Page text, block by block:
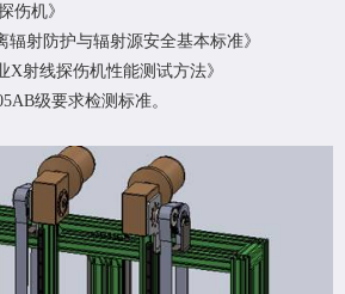
伤机》
射防护与辐射源安全基本标准》
射线探伤机性能测试方法》
级要求检测标准。